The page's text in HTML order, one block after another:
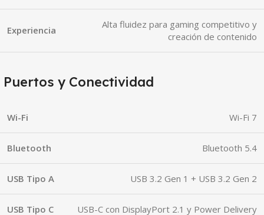
Experiencia
Alta fluidez para gaming competitivo y
creación de contenido
Puertos y Conectividad
Wi-Fi Wi-Fi 7
Bluetooth Bluetooth 5.4
USB Tipo A USB 3.2 Gen 1 + USB 3.2 Gen 2
USB Tipo C USB-C con DisplayPort 2.1 y Power Delivery